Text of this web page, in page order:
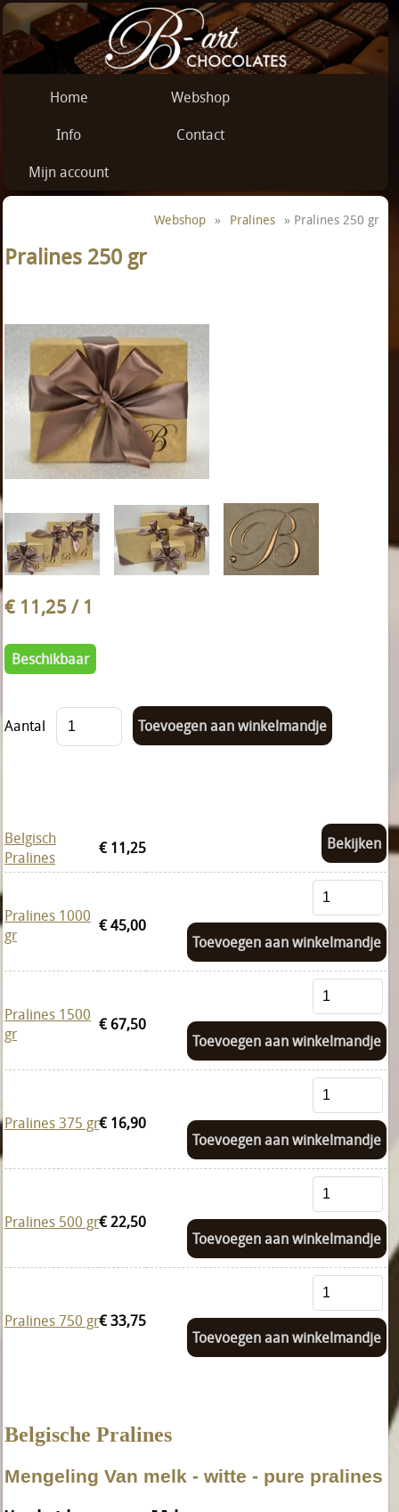
Home
Webshop
Info
Contact
Mijn account
Webshop » Pralines » Pralines 250 gr
Pralines 250 gr
€ 11,25/ 1
Beschikbaar
Aantal
Belgisch
Pralines
€ 11,25 Bekijken
Pralines 1000
gr
€ 45,00
Toevoegen aan winkelmandje
Pralines 1500
gr
€ 67,50
Toevoegen aan winkelmandje
Pralines 375 gr€ 16,90
Toevoegen aan winkelmandje
Pralines 500 gr€ 22,50
Toevoegen aan winkelmandje
Pralines 750 gr€ 33,75
Toevoegen aan winkelmandje
Belgische Pralines
Mengeling Van melk - witte - pure pralines